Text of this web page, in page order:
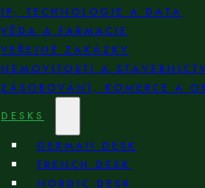
IP, TECHNOLOGIE A DATA
VĚDA A FARMACIE
VEŘEJNÉ ZAKÁZKY
NEMOVITOSTI A
ZÁSOBOVÁNÍ, KOMERCE A
DESKS
GERMAN DESK
FRENCH DESK
NORDIC DESK